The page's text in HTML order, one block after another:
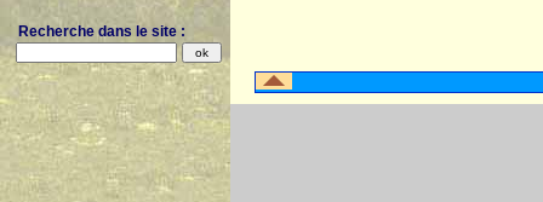
Recherche dans le site :